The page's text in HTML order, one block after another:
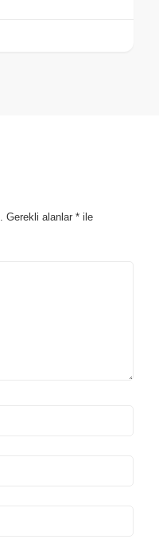
Gerekli alanlar * ile